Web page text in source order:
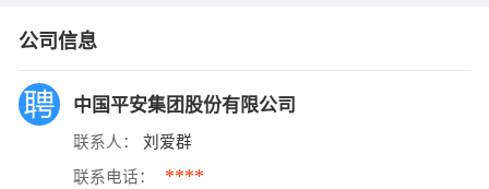
公司信息
中国平安集团股份有限公司
联系人： 刘爱群
联系电话： ****